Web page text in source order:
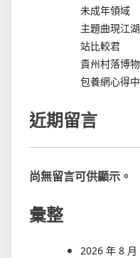
未成年領域
主題曲現江
站比較君
貴州村落博
包養網心得
近期留言
尚無留言可供顯示。
彙整
2026 年 8 月